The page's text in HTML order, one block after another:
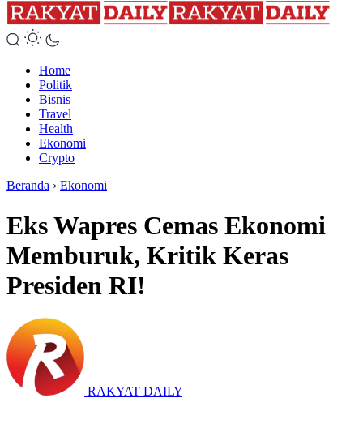
Home
Politik
Bisnis
Travel
Health
Ekonomi
Crypto
Beranda › Ekonomi
Eks Wapres Cemas Ekonomi
Memburuk, Kritik Keras
Presiden RI!
RAKYAT DAILY